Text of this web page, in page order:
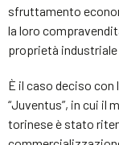
sfruttamento
la loro
proprietà
È il caso deciso con
“Juventus”, in cui il
torinese è stato